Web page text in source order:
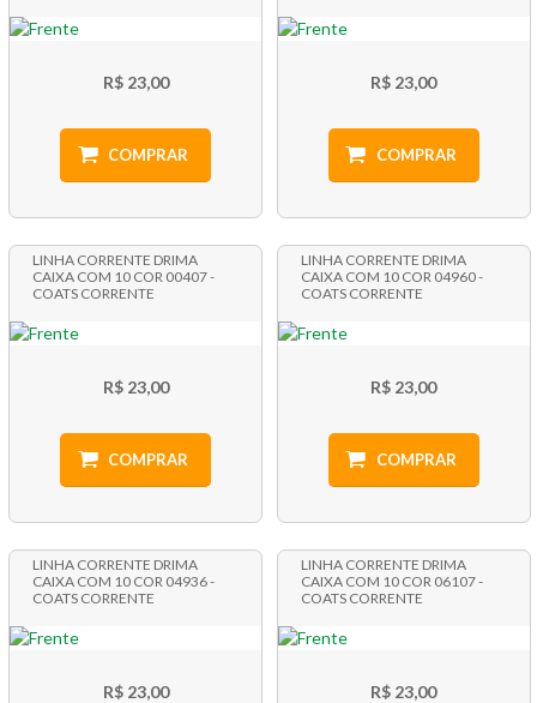
R$ 23,00
COMPRAR
R$ 23,00
COMPRAR
LINHA CORRENTE DRIMA
CAIXA COM 10 COR 00407 -
COATS CORRENTE
R$ 23,00
COMPRAR
LINHA CORRENTE DRIMA
CAIXA COM 10 COR 04960 -
COATS CORRENTE
R$ 23,00
COMPRAR
LINHA CORRENTE DRIMA
CAIXA COM 10 COR 04936 -
COATS CORRENTE
R$ 23,00
LINHA CORRENTE DRIMA
CAIXA COM 10 COR 06107 -
COATS CORRENTE
R$ 23,00